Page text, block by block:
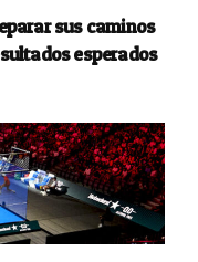
sus caminos
esperados